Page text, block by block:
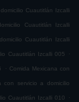
Cuautitlán Izcalli
Cuautitlán Izcalli
Cuautitlán Izcalli
Cuautitlán Izcalli 005 .
. Comida Mexicana con
con servicio a domicilio
Cuautitlán Izcalli 010 .